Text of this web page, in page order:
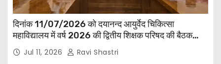
दिनांक 11/07/2026 को दयानन्द आयुर्वेद चिकित्सा
महाविद्यालय में वर्ष 2026 की द्वितीय शिक्षक परिषद की बैठक
प्राचार्य की अध्यक्षता में हुई। बैठक मे महाविद्यालय सभी
विभागाध्यक्ष एवं शिक्षक सम्मिलित हुए।
Jul 11, 2026 Ravi Shastri